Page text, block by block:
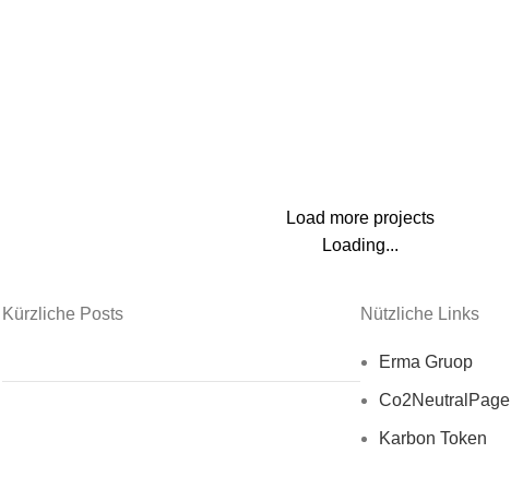
Load more projects
Loading...
Kürzliche Posts Nützliche Links
Erma Gruop
Co2NeutralPage
Karbon Token